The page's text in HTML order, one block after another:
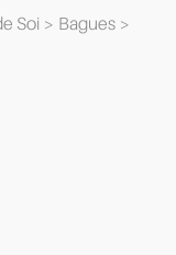
Soi
Bagues